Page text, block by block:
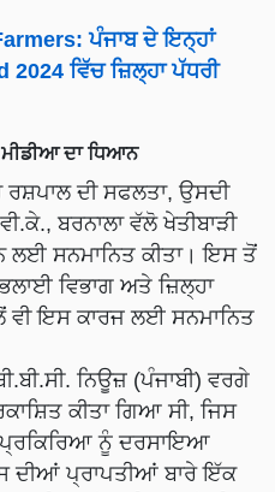
ਪੰਜਾਬ ਦੇ ਇਨ੍ਹਾਂ
2024 ਵਿੱਚ ਜ਼ਿਲ੍ਹਾ ਪੱਧਰੀ
ਦਾ ਧਿਆਨ
ਰਸ਼ਪਾਲ ਦੀ ਸਫਲਤਾ, ਉਸਦੀ
ਬਰਨਾਲਾ ਵੱਲੋ ਖੇਤੀਬਾੜੀ
ਲਈ ਸਨਮਾਨਿਤ ਕੀਤਾ। ਇਸ ਤੋਂ
ਵਿਭਾਗ ਅਤੇ ਜ਼ਿਲ੍ਹਾ
ਵੀ ਇਸ ਕਾਰਜ ਲਈ ਸਨਮਾਨਿਤ
ਨਿਊਜ਼ (ਪੰਜਾਬੀ) ਵਰਗੇ
ਕੀਤਾ ਗਿਆ ਸੀ, ਜਿਸ
ਪ੍ਰਕਿਰਿਆ ਨੂੰ ਦਰਸਾਇਆ
ਦੀਆਂ ਪ੍ਰਾਪਤੀਆਂ ਬਾਰੇ ਇੱਕ